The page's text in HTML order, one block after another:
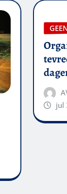
jul